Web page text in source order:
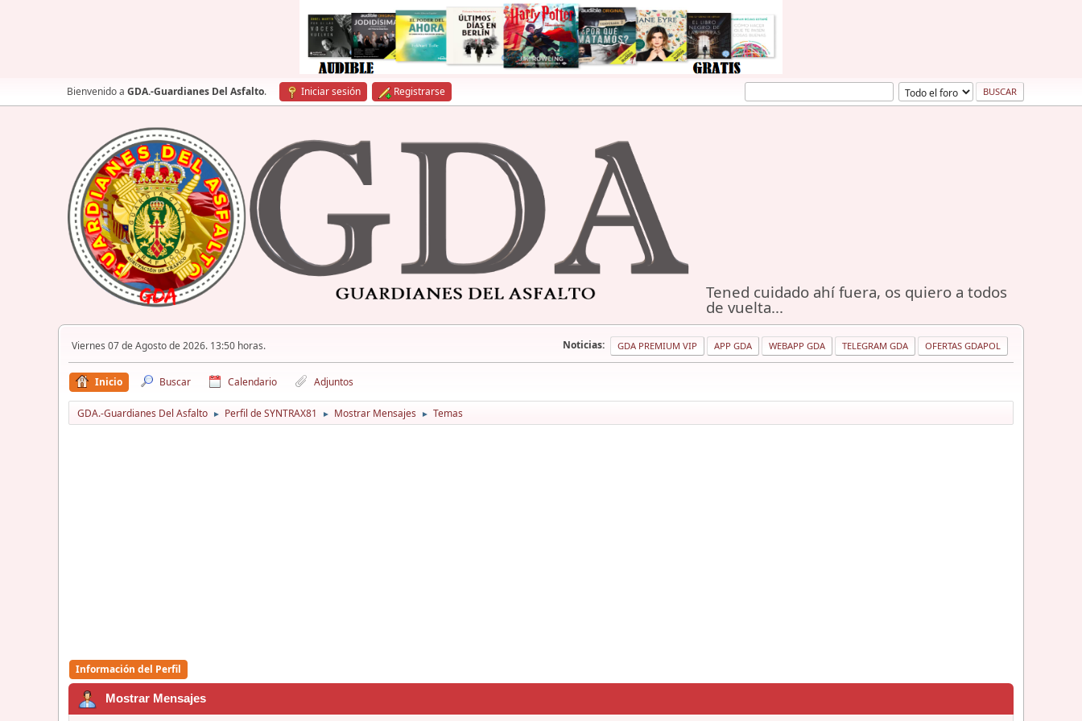
Bienvenido a GDA.-Guardianes Del Asfalto. Iniciar sesión Registrarse
Tened cuidado ahí fuera, os quiero a todos
de vuelta...
Viernes 07 de Agosto de 2026. 13:50 horas. Noticias: GDA PREMIUM VIP APP GDA WEBAPP GDA TELEGRAM GDA OFERTAS GDAPOL
Inicio Buscar Calendario Adjuntos
GDA.-Guardianes Del Asfalto ► Perfil de SYNTRAX81 ► Mostrar Mensajes ► Temas
Información del Perfil
Mostrar Mensajes